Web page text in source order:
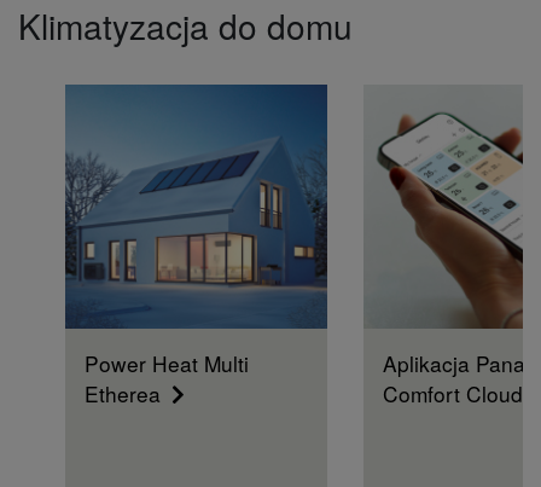
Klimatyzacja do domu
Power Heat Multi
Etherea
Aplikacja
Comfort Cloud